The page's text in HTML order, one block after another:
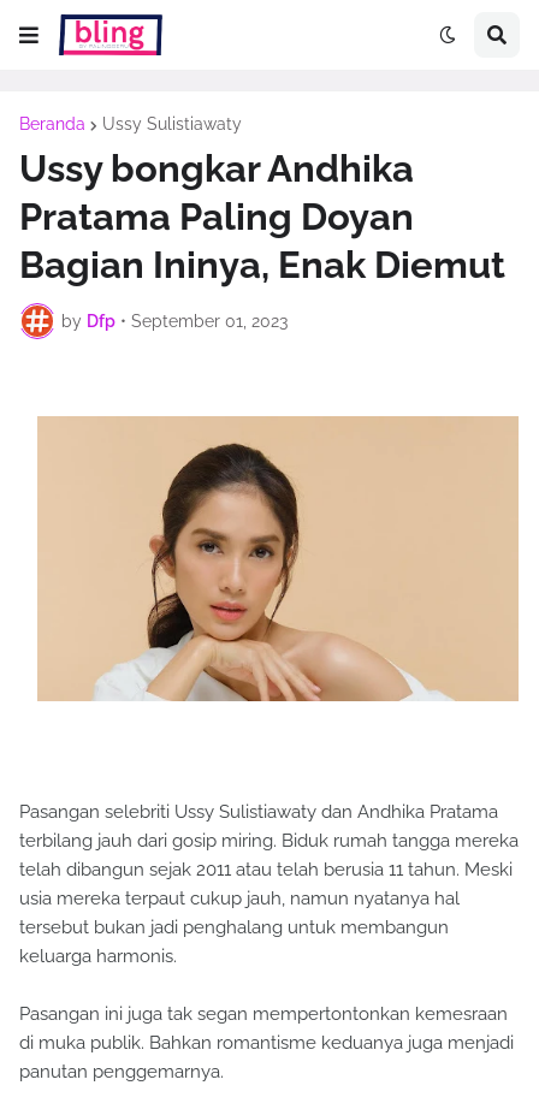
Beranda Ussy Sulistiawaty
Ussy bongkar Andhika
Pratama Paling Doyan
Bagian Ininya, Enak Diemut
by Dfp • September 01, 2023
Pasangan selebriti Ussy Sulistiawaty dan Andhika Pratama
terbilang jauh dari gosip miring. Biduk rumah tangga mereka
telah dibangun sejak 2011 atau telah berusia 11 tahun. Meski
usia mereka terpaut cukup jauh, namun nyatanya hal
tersebut bukan jadi penghalang untuk membangun
keluarga harmonis.
Pasangan ini juga tak segan mempertontonkan kemesraan
di muka publik. Bahkan romantisme keduanya juga menjadi
panutan penggemarnya.